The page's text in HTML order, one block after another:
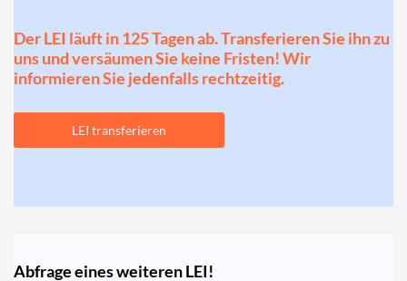
Der LEI läuft in 125 Tagen ab. Transferieren Sie ihn zu
uns und versäumen Sie keine Fristen! Wir
informieren Sie jedenfalls rechtzeitig.
LEI transferieren
Abfrage eines weiteren LEI!